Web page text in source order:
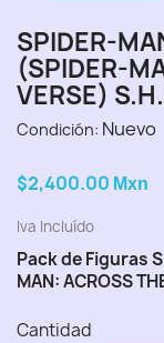
SPIDER-
(SPIDER-
VERSE)
Condición: Nuevo
$2,400.00 Mxn
Iva Incluído
Pack de Figuras
MAN: ACROSS
Cantidad